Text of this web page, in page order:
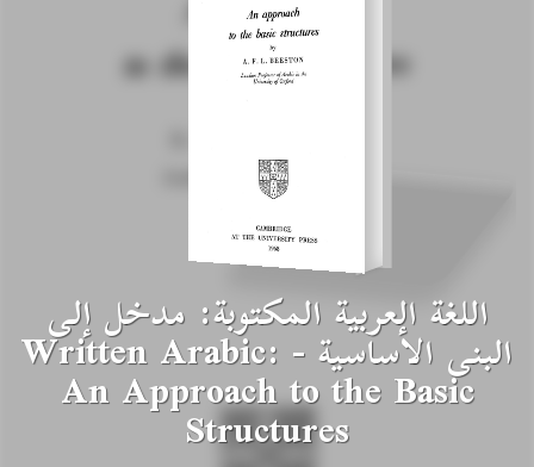
اللغة العربية المكتوبة: مدخل إلى
البنى الأساسية - Written Arabic:
An Approach to the Basic
Structures